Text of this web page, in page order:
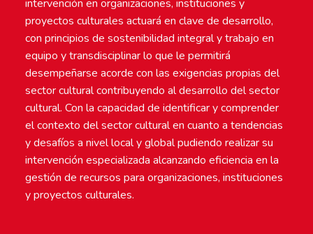
intervención en organizaciones, instituciones y
proyectos culturales actuará en clave de desarrollo,
con principios de sostenibilidad integral y trabajo en
equipo y transdisciplinar lo que le permitirá
desempeñarse acorde con las exigencias propias del
sector cultural contribuyendo al desarrollo del sector
cultural. Con la capacidad de identificar y comprender
el contexto del sector cultural en cuanto a tendencias
y desafíos a nivel local y global pudiendo realizar su
intervención especializada alcanzando eficiencia en la
gestión de recursos para organizaciones, instituciones
y proyectos culturales.